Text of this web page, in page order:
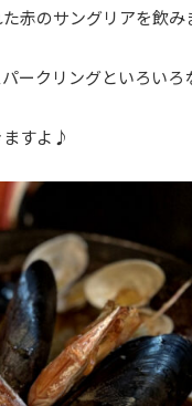
赤のサングリアを飲み
ークリングといろい
ますよ♪